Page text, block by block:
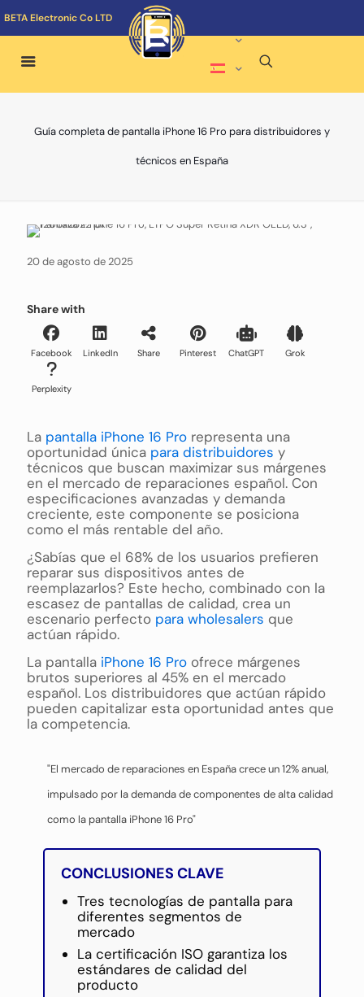
BETA Electronic Co LTD
Guía completa de pantalla iPhone 16 Pro para distribuidores y
técnicos en España
20 de agosto de 2025
Share with
Facebook LinkedIn Share Pinterest ChatGPT Grok
Perplexity
La pantalla iPhone 16 Pro representa una
oportunidad única para distribuidores y
técnicos que buscan maximizar sus márgenes
en el mercado de reparaciones español. Con
especificaciones avanzadas y demanda
creciente, este componente se posiciona
como el más rentable del año.
¿Sabías que el 68% de los usuarios prefieren
reparar sus dispositivos antes de
reemplazarlos? Este hecho, combinado con la
escasez de pantallas de calidad, crea un
escenario perfecto para wholesalers que
actúan rápido.
La pantalla iPhone 16 Pro ofrece márgenes
brutos superiores al 45% en el mercado
español. Los distribuidores que actúan rápido
pueden capitalizar esta oportunidad antes que
la competencia.
"El mercado de reparaciones en España crece un 12% anual,
impulsado por la demanda de componentes de alta calidad
como la pantalla iPhone 16 Pro"
CONCLUSIONES CLAVE
Tres tecnologías de pantalla para
diferentes segmentos de
mercado
La certificación ISO garantiza los
estándares de calidad del
producto